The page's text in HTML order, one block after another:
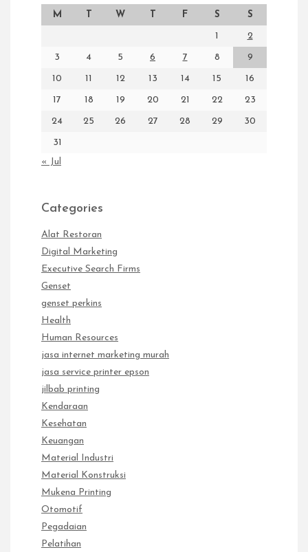
M T W T F S S
1 2
3 4 5 6 7 8 9
10 11 12 13 14 15 16
17 18 19 20 21 22 23
24 25 26 27 28 29 30
31
« Jul
Categories
Alat Restoran
Digital Marketing
Executive Search Firms
Genset
genset perkins
Health
Human Resources
jasa internet marketing murah
jasa service printer epson
jilbab printing
Kendaraan
Kesehatan
Keuangan
Material Industri
Material Konstruksi
Mukena Printing
Otomotif
Pegadaian
Pelatihan